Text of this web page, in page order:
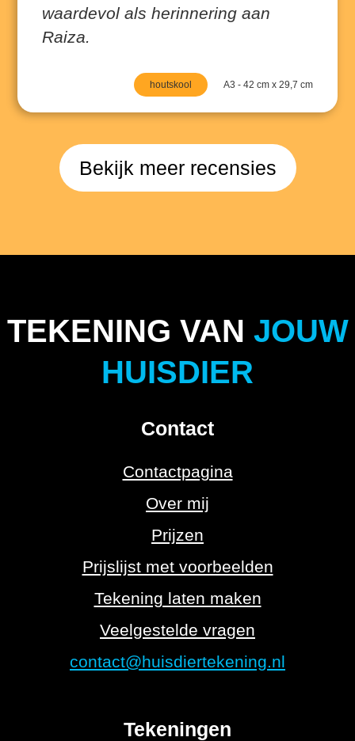
waardevol als herinnering aan
Raiza.
houtskool A3 - 42 cm x 29,7 cm
Bekijk meer recensies
TEKENING VAN JOUW
HUISDIER
Contact
Contactpagina
Over mij
Prijzen
Prijslijst met voorbeelden
Tekening laten maken
Veelgestelde vragen
contact@huisdiertekening.nl
Tekeningen